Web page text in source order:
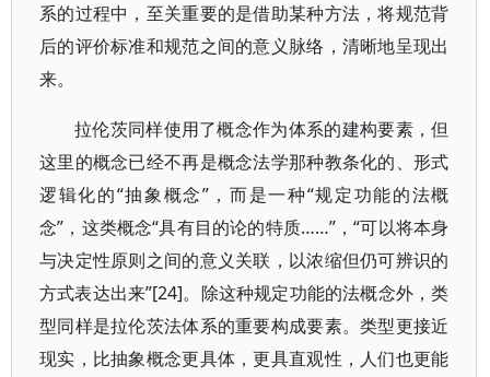
系的过程中，至关重要的是借助某种方法，将规范背
后的评价标准和规范之间的意义脉络，清晰地呈现出
来。
拉伦茨同样使用了概念作为体系的建构要素，但
这里的概念已经不再是概念法学那种教条化的、形式
逻辑化的“抽象概念”，而是一种“规定功能的法概
念”，这类概念“具有目的论的特质……”，“可以将本身
与决定性原则之间的意义关联，以浓缩但仍可辨识的
方式表达出来”[24]。除这种规定功能的法概念外，类
型同样是拉伦茨法体系的重要构成要素。类型更接近
现实，比抽象概念更具体，更具直观性，人们也更能